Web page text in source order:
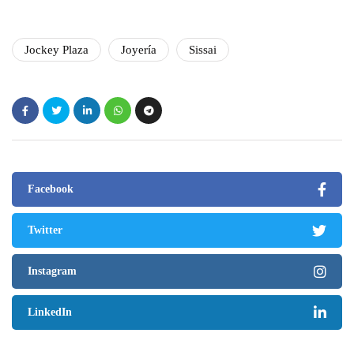
Jockey Plaza Joyería Sissai
Facebook
Twitter
Instagram
LinkedIn